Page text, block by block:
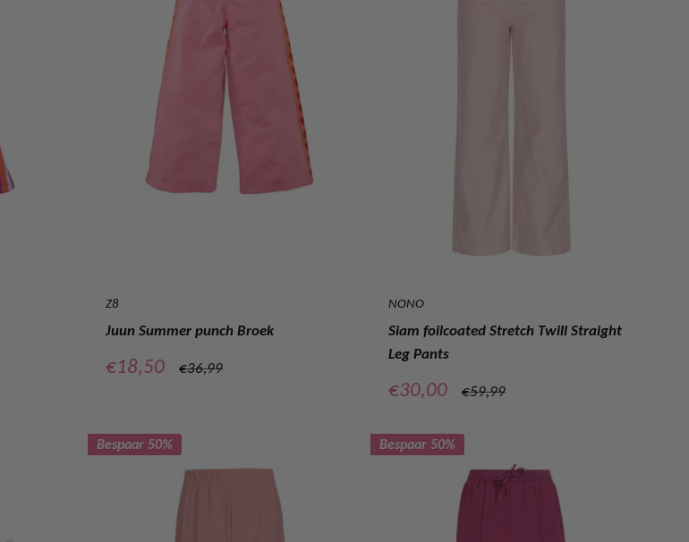
Z8
Juun Summer punch Broek
Verkoopprijs
€18,50
Normale
€36,99
NONO
Siam foilcoated Stretch Twill Straight
Leg Pants
Verkoopprijs
€30,00
Normale
€59,99
Bespaar 50% Bespaar 50%